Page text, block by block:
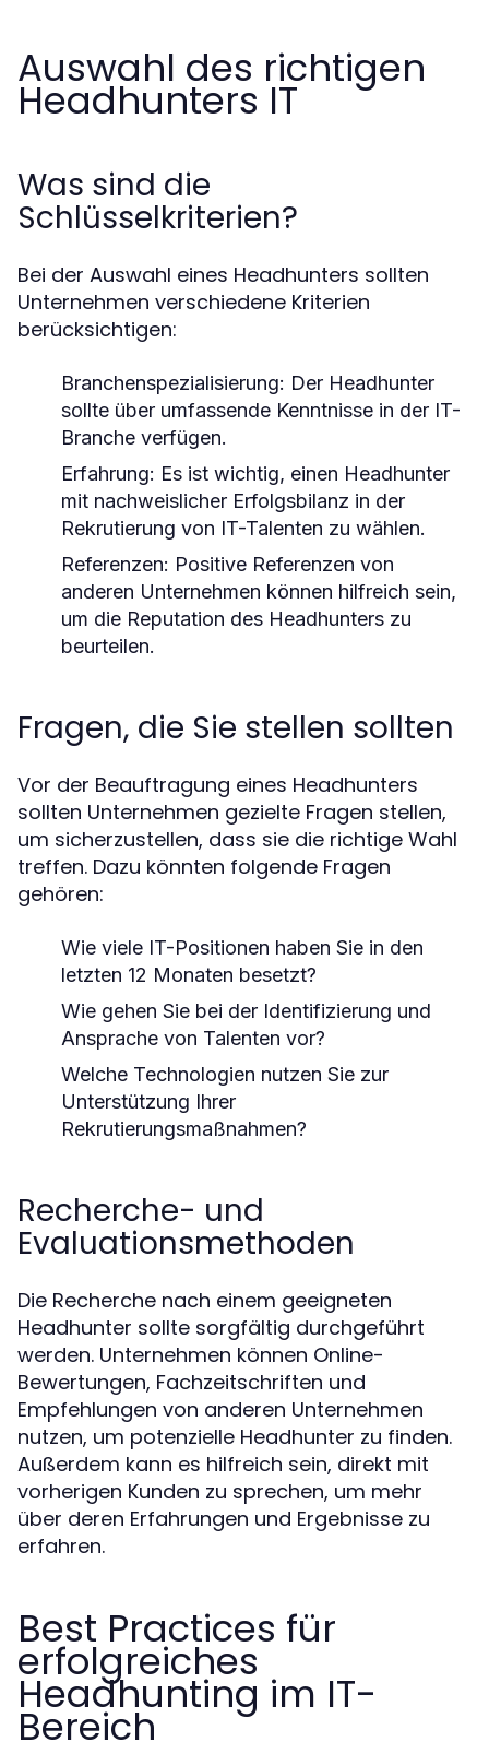
Auswahl des richtigen
Headhunters IT
Was sind die
Schlüsselkriterien?
Bei der Auswahl eines Headhunters sollten
Unternehmen verschiedene Kriterien
berücksichtigen:
Branchenspezialisierung: Der Headhunter
sollte über umfassende Kenntnisse in der IT-
Branche verfügen.
Erfahrung: Es ist wichtig, einen Headhunter
mit nachweislicher Erfolgsbilanz in der
Rekrutierung von IT-Talenten zu wählen.
Referenzen: Positive Referenzen von
anderen Unternehmen können hilfreich sein,
um die Reputation des Headhunters zu
beurteilen.
Fragen, die Sie stellen sollten
Vor der Beauftragung eines Headhunters
sollten Unternehmen gezielte Fragen stellen,
um sicherzustellen, dass sie die richtige Wahl
treffen. Dazu könnten folgende Fragen
gehören:
Wie viele IT-Positionen haben Sie in den
letzten 12 Monaten besetzt?
Wie gehen Sie bei der Identifizierung und
Ansprache von Talenten vor?
Welche Technologien nutzen Sie zur
Unterstützung Ihrer
Rekrutierungsmaßnahmen?
Recherche- und
Evaluationsmethoden
Die Recherche nach einem geeigneten
Headhunter sollte sorgfältig durchgeführt
werden. Unternehmen können Online-
Bewertungen, Fachzeitschriften und
Empfehlungen von anderen Unternehmen
nutzen, um potenzielle Headhunter zu finden.
Außerdem kann es hilfreich sein, direkt mit
vorherigen Kunden zu sprechen, um mehr
über deren Erfahrungen und Ergebnisse zu
erfahren.
Best Practices für
erfolgreiches
Headhunting im IT-
Bereich